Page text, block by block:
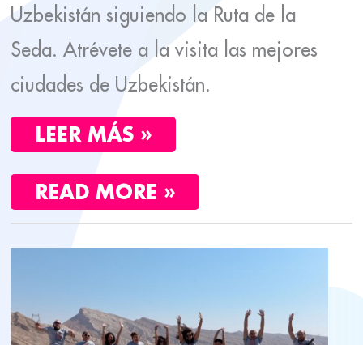
Uzbekistán siguiendo la Ruta de la
Seda. Atrévete a la visita las mejores
ciudades de Uzbekistán.
LEER MÁS »
READ MORE »
VIAJAR